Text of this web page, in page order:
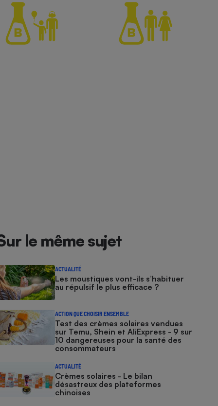
le même sujet
ACTUALITÉ
Les moustiques vont-ils s’habituer
au répulsif le plus efficace ?
ACTION QUE CHOISIR ENSEMBLE
Test des crèmes solaires vendues
sur Temu, Shein et AliExpress - 9 sur
10 dangereuses pour la santé des
consommateurs
ACTUALITÉ
Crèmes solaires - Le bilan
désastreux des plateformes
chinoises